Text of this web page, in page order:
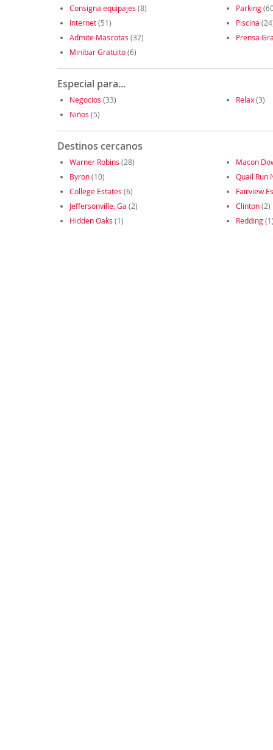
Consigna equipajes (8) Parking
Internet(51) Piscina
Admite Mascotas (32) Prensa
Minibar Gratuito(6)
Especial para...
Negocios (33) Relax(3)
Niños (5)
Destinos cercanos
Warner Robins (28) Macon
Byron(10) Quail Run
College Estates (6) Fairview
Jeffersonville, Ga (2) Clinton(2)
Hidden Oaks (1) Redding(1)